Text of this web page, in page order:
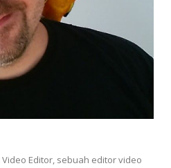
Editor, sebuah editor video